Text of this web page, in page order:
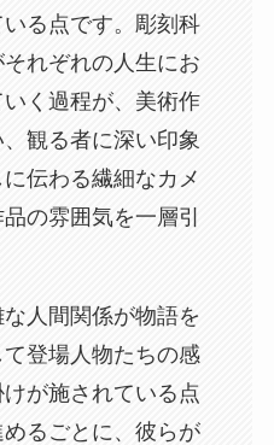
る点です。彫刻科
れぞれの人生にお
く過程が、美術作
観る者に深い印象
伝わる繊細なカメ
の雰囲気を一層引
人間関係が物語を
登場人物たちの感
が施されている点
るごとに、彼らが